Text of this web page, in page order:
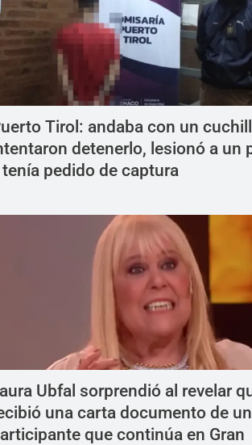
Tirol: andaba con un
detenerlo, lesionó a un
tenía pedido de captura
Ubfal sorprendió al revelar
una carta documento de un
que continúa en Gran